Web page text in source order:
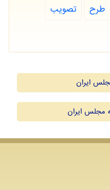
طرح
تصویب
ایران
مجلس ایران